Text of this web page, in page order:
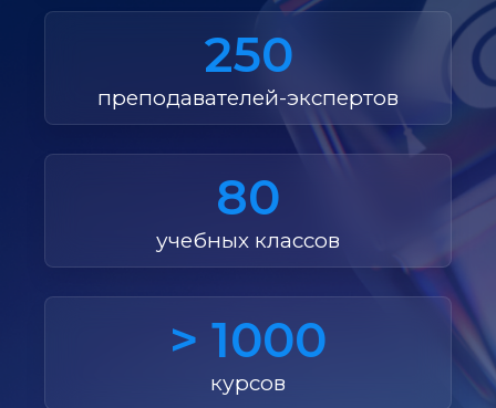
250
преподавателей-экспертов
80
учебных классов
> 1000
курсов